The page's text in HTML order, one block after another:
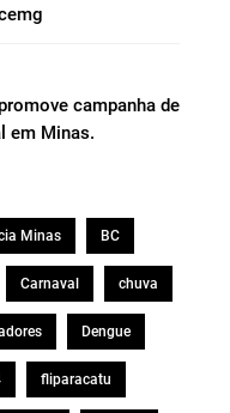
campanha de
em Minas.
Minas BC
Carnaval chuva
Dengue
fliparacatu